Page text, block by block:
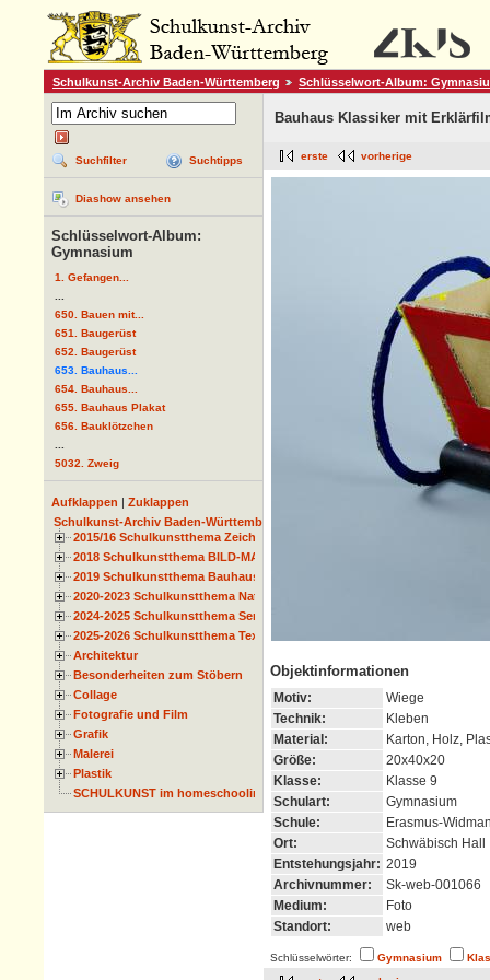
Schulkunst-Archiv Baden-Württemberg Schlüsselwort-Album:
Suchfilter Suchtipps
Diashow ansehen
Schlüsselwort-Album:
Gymnasium
1. Gefangen...
650. Bauen mit...
651. Baugerüst
652. Baugerüst
653. Bauhaus...
654. Bauhaus...
655. Bauhaus Plakat
656. Bauklötzchen
5032. Zweig
Aufklappen | Zuklappen
Schulkunst-Archiv Baden-Württemberg
2015/16 Schulkunstthema Zeichnen
2018 Schulkunstthema BILD-MATERIAL-OBJEKT
2019 Schulkunstthema Bauhaus
2020-2023 Schulkunstthema Natur und Zeit
2024-2025 Schulkunstthema Serie
2025-2026 Schulkunstthema Textil
Architektur
Besonderheiten zum Stöbern
Collage
Fotografie und Film
Grafik
Malerei
Plastik
SCHULKUNST im homeschooling
Bauhaus Klassiker mit
erste vorherige
Objektinformationen
Motiv:
Wiege
Technik:
Kleben
Material:
Karton, Holz,
Größe:
20x40x20
Klasse:
Klasse 9
Schulart:
Gymnasium
Schule:
Erasmus-
Ort:
Schwäbisch Hall
Entstehungsjahr: 2019
Archivnummer:
Sk-web-001066
Medium:
Foto
Standort:
web
Schlüsselwörter: Gymnasium